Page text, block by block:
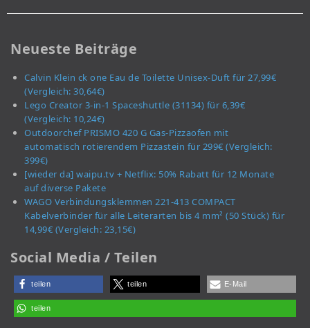
Neueste Beiträge
Calvin Klein ck one Eau de Toilette Unisex-Duft für 27,99€
(Vergleich: 30,64€)
Lego Creator 3-in-1 Spaceshuttle (31134) für 6,39€
(Vergleich: 10,24€)
Outdoorchef PRISMO 420 G Gas-Pizzaofen mit
automatisch rotierendem Pizzastein für 299€ (Vergleich:
399€)
[wieder da] waipu.tv + Netflix: 50% Rabatt für 12 Monate
auf diverse Pakete
WAGO Verbindungsklemmen 221-413 COMPACT
Kabelverbinder für alle Leiterarten bis 4 mm² (50 Stück) für
14,99€ (Vergleich: 23,15€)
Social Media / Teilen
teilen teilen E-Mail
teilen